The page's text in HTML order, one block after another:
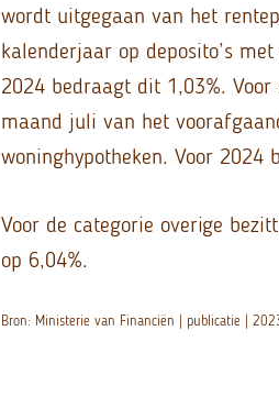
wordt uitgegaan van het
kalenderjaar op deposito’s
2024 bedraagt dit 1,03%.
maand juli van het
woninghypotheken. Voor 2024
Voor de categorie overige
op 6,04%.
Bron: Ministerie van Financiën | publicatie |